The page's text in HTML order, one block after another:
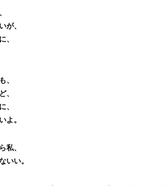
が、
、
、
、
、
よ。
私、
いい。